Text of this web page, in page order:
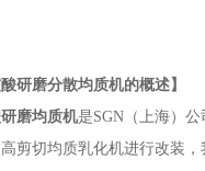
酸研磨分散均质机的概述】
磨均质机是SGN （上海）
剪切均质乳化机进行改装